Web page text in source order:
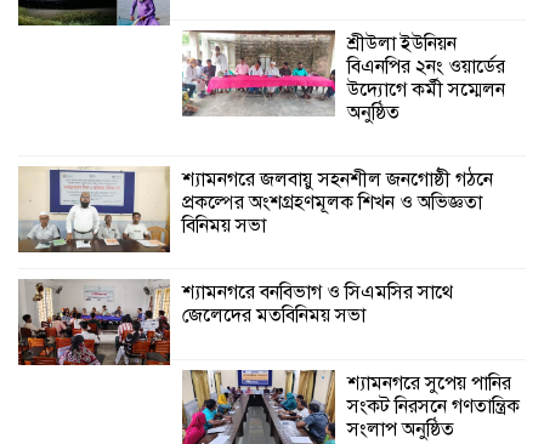
শ্রীউলা ইউনিয়ন
বিএনপির ২নং ওয়ার্ডের
উদ্যোগে কর্মী সম্মেলন
অনুষ্ঠিত
শ্যামনগরে জলবায়ু সহনশীল জনগোষ্ঠী গঠনে
প্রকল্পের অংশগ্রহণমূলক শিখন ও অভিজ্ঞতা
বিনিময় সভা
শ্যামনগরে বনবিভাগ ও সিএমসির সাথে
জেলেদের মতবিনিময় সভা
শ্যামনগরে সুপেয় পানির
সংকট নিরসনে গণতান্ত্রিক
সংলাপ অনুষ্ঠিত